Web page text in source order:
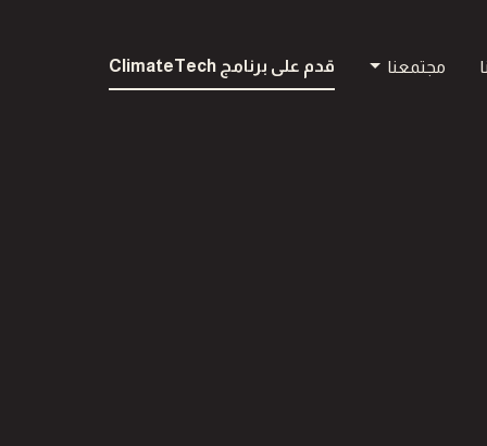
مجتمعنا قدم على برنامج ClimateTech